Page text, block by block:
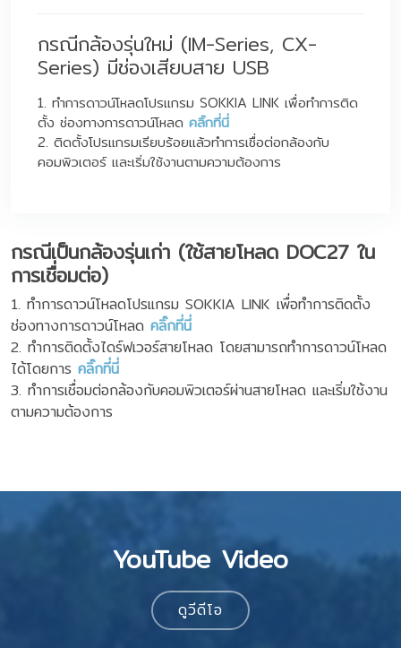
กรณีกล้องรุ่นใหม่ (IM-Series, CX-
Series) มีช่องเสียบสาย USB
1. ทำการดาวน์โหลดโปรแกรม SOKKIA LINK เพื่อทำการติด
ตั้ง ช่องทางการดาวน์โหลด คลิ๊กที่นี่
2. ติดตั้งโปรแกรมเรียบร้อยแล้วทำการเชื่อต่อกล้องกับ
คอมพิวเตอร์ และเริ่มใช้งานตามความต้องการ
กรณีเป็นกล้องรุ่นเก่า (ใช้สายโหลด DOC27 ใน
การเชื่อมต่อ)
1. ทำการดาวน์โหลดโปรแกรม SOKKIA LINK เพื่อทำการติดตั้ง
ช่องทางการดาวน์โหลด คลิ๊กที่นี่
2. ทำการติดตั้งไดร์ฟเวอร์สายโหลด โดยสามารถทำการดาวน์โหลด
ได้โดยการ คลิ๊กที่นี่
3. ทำการเชื่อมต่อกล้องกับคอมพิวเตอร์ผ่านสายโหลด และเริ่มใช้งาน
ตามความต้องการ
YouTube Video
ดูวีดีโอ